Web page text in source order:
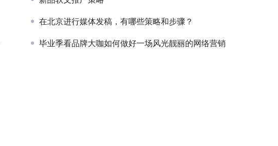
在北京进行媒体发稿，有哪些策略和步骤？
毕业季看品牌大咖如何做好一场风光靓丽的网络营销